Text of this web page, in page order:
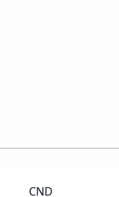
CND